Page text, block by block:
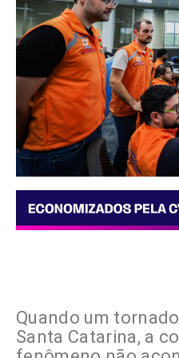
Quando um
Santa Catarina, a